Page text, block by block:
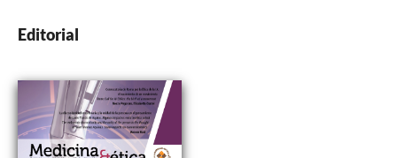
Editorial